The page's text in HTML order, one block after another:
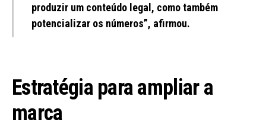
produzir um conteúdo legal, como também
potencializar os números”, afirmou.
Estratégia para ampliar a
marca